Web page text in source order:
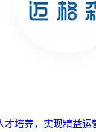
才培养，实现精益运